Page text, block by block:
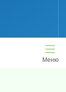
Меню